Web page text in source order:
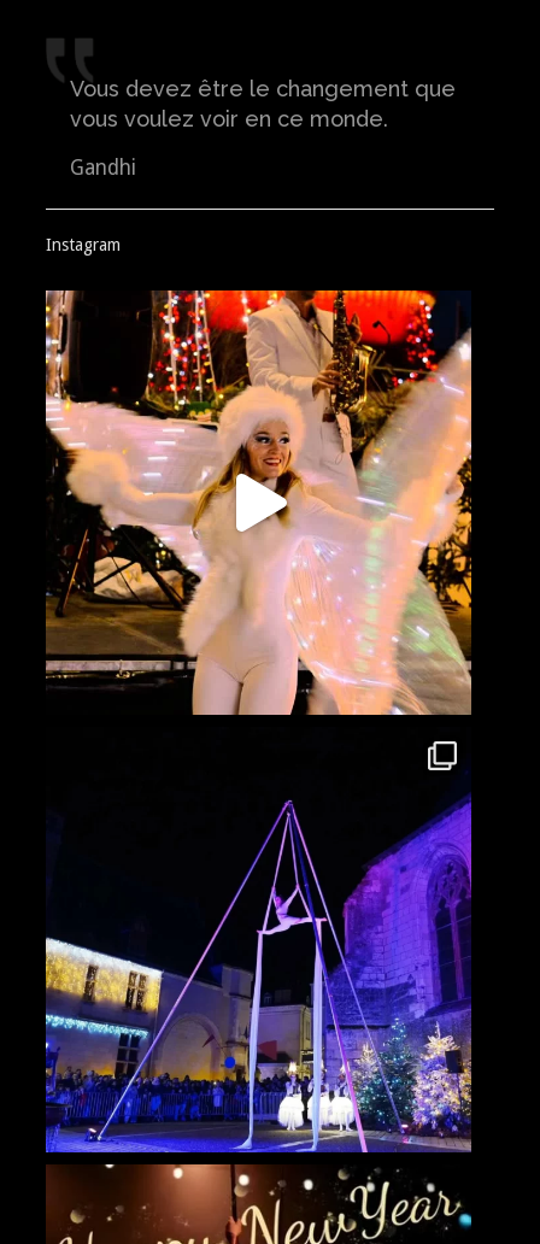
Vous devez être le changement que
vous voulez voir en ce monde.
Gandhi
Instagram